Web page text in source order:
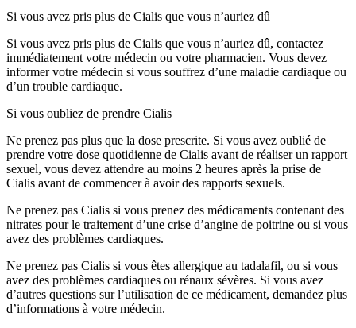
Si vous avez pris plus de Cialis que vous n’auriez dû
Si vous avez pris plus de Cialis que vous n’auriez dû, contactez
immédiatement votre médecin ou votre pharmacien. Vous devez
informer votre médecin si vous souffrez d’une maladie cardiaque ou
d’un trouble cardiaque.
Si vous oubliez de prendre Cialis
Ne prenez pas plus que la dose prescrite. Si vous avez oublié de
prendre votre dose quotidienne de Cialis avant de réaliser un rapport
sexuel, vous devez attendre au moins 2 heures après la prise de
Cialis avant de commencer à avoir des rapports sexuels.
Ne prenez pas Cialis si vous prenez des médicaments contenant des
nitrates pour le traitement d’une crise d’angine de poitrine ou si vous
avez des problèmes cardiaques.
Ne prenez pas Cialis si vous êtes allergique au tadalafil, ou si vous
avez des problèmes cardiaques ou rénaux sévères. Si vous avez
d’autres questions sur l’utilisation de ce médicament, demandez plus
d’informations à votre médecin.